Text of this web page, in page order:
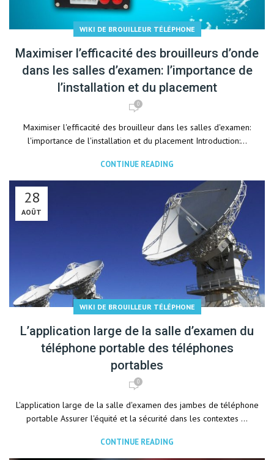
WIKI DE BROUILLEUR TÉLÉPHONE
Maximiser l’efficacité des brouilleurs d’onde
dans les salles d’examen: l’importance de
l’installation et du placement
0
Maximiser l'efficacité des brouilleur dans les salles d'examen:
l'importance de l'installation et du placement Introduction:...
CONTINUE READING
28
AOÛT
WIKI DE BROUILLEUR TÉLÉPHONE
L’application large de la salle d’examen du
téléphone portable des téléphones
portables
0
L'application large de la salle d'examen des jambes de téléphone
portable Assurer l'équité et la sécurité dans les contextes ...
CONTINUE READING